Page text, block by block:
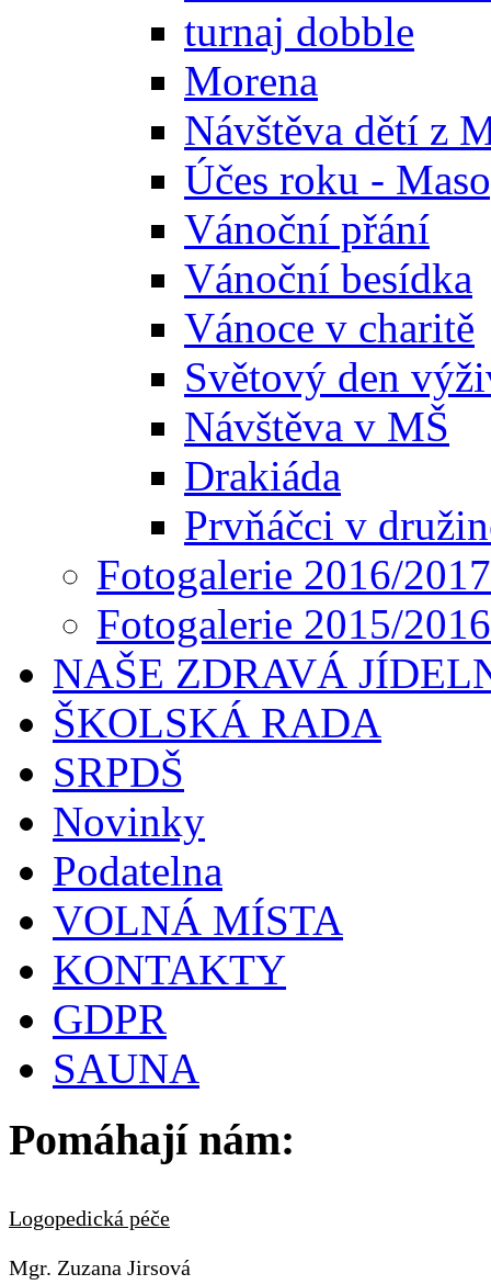
turnaj dobble
Morena
Návštěva dětí z
Účes roku -
Vánoční přání
Vánoční besídka
Vánoce v charitě
Světový den
Návštěva v MŠ
Drakiáda
Prvňáčci v
Fotogalerie 2016/2017
Fotogalerie 2015/2016
NAŠE ZDRAVÁ
ŠKOLSKÁ RADA
SRPDŠ
Novinky
Podatelna
VOLNÁ MÍSTA
KONTAKTY
GDPR
SAUNA
Pomáhají nám:
Logopedická péče
Mgr. Zuzana Jirsová